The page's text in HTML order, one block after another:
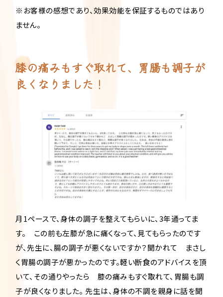
※お客様の感想であり、効果効能を保証するものではあり
ません。
膝の痛みもすぐ取れて、胃腸も調子が
良くなりました！
月1ペースで、身体の調子を整えてもらいに、3年通ってま
す。 この前も左膝が急に痛くなって、見てもらったのです
が、先生に、腸の調子が悪くないですか？聞かれて まさし
く胃腸の調子が悪かったのです。軽い断食のアドバイスを頂
いて、その通りやったら 膝の痛みもすぐ取れて、胃腸も調
子が良くなりました。 先生は、身体の不調を親身に話を聞